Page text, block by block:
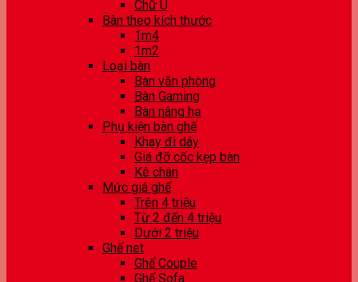
Chữ U
Bàn theo kích thước
1m4
1m2
Loại bàn
Bàn văn phòng
Bàn Gaming
Bàn nâng hạ
Phụ kiện bàn ghế
Khay đi dây
Giá đỡ cốc kẹp bàn
Kê chân
Mức giá ghế
Trên 4 triệu
Từ 2 đến 4 triệu
Dưới 2 triệu
Ghế net
Ghế Couple
Ghế Sofa